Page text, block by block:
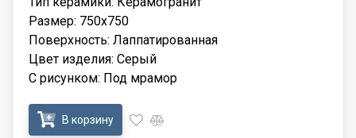
Размер: 750x750
Поверхность: Лаппатированная
Цвет изделия: Серый
С рисунком: Под мрамор
В корзину